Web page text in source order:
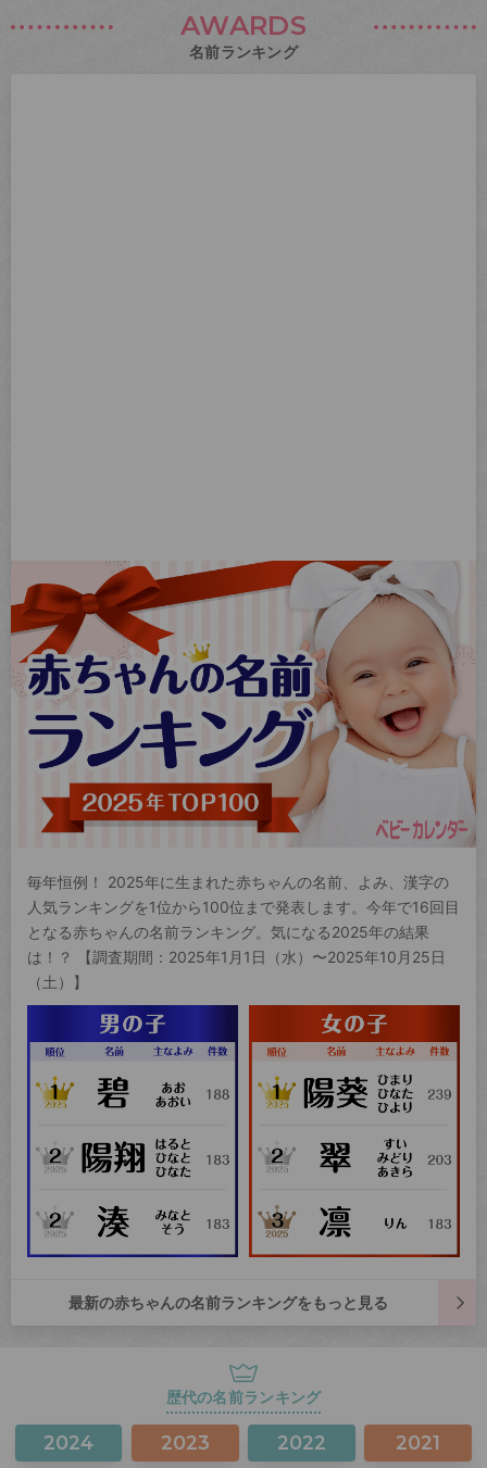
AWARDS
名前ランキング
毎年恒例！ 2025年に生まれた赤ちゃんの名前、よみ、漢字の
人気ランキングを1位から100位まで発表します。今年で16回目
となる赤ちゃんの名前ランキング。気になる2025年の結果
は！？ 【調査期間：2025年1月1日（水）〜2025年10月25日
（土）】
最新の赤ちゃんの名前ランキングをもっと見る
歴代の名前ランキング
2024 2023 2022 2021